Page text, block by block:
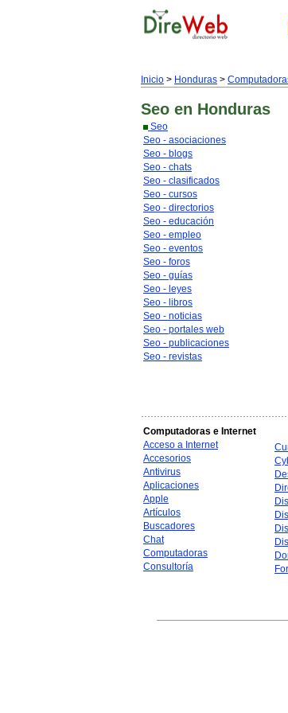
Inicio > Honduras >
Seo en Honduras
Seo
Seo - asociaciones
Seo - blogs
Seo - chats
Seo - clasificados
Seo - cursos
Seo - directorios
Seo - educación
Seo - empleo
Seo - eventos
Seo - foros
Seo - guías
Seo - leyes
Seo - libros
Seo - noticias
Seo - portales web
Seo - publicaciones
Seo - revistas
Computadoras e Internet
Acceso a Internet
Accesorios
Antivirus
Aplicaciones
Apple
Artículos
Buscadores
Chat
Computadoras
Consultoría